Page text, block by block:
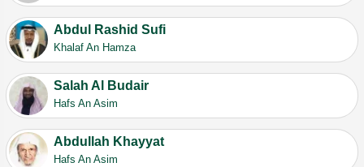
Abdul Rashid Sufi
Khalaf An Hamza
Salah Al Budair
Hafs An Asim
Abdullah Khayyat
Hafs An Asim